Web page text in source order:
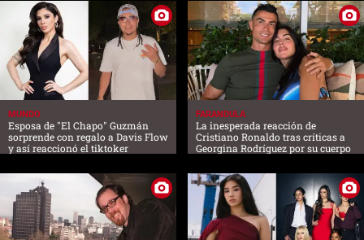
MUNDO
Esposa de "El Chapo" Guzmán
sorprende con regalo a Davis Flow
y así reaccionó el tiktoker
FARANDULA
La inesperada reacción de
Cristiano Ronaldo tras críticas a
Georgina Rodríguez por su cuerpo